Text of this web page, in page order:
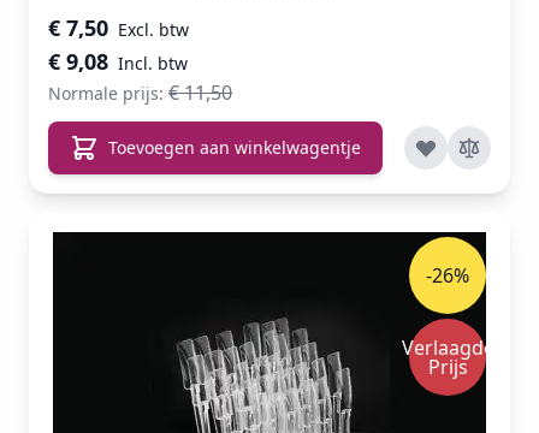
Speciale prijs
€ 9,08
€ 7,50
Normale prijs: € 11,50
Toevoegen aan winkelwagentje
-26%
Verlaagde
Prijs